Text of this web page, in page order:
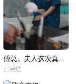
傅总，夫人这次真的死了
已完结